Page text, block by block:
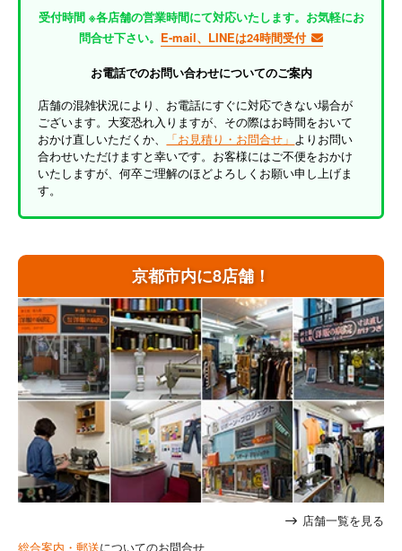
京都市内に8店舗！
店舗一覧を見る
総合案内・郵送についてのお問合せ
受付時間 ※各店舗の営業時間にて対応いたします。お気軽にお
問合せ下さい。 E-mail、LINEは24時間受付
お電話でのお問い合わせについてのご案内
店舗の混雑状況により、お電話にすぐに対応できない場合が
ございます。大変恐れ入りますが、その際はお時間をおいて
おかけ直しいただくか、
「お見積り・お問合せ」 よりお問い
合わせいただけますと幸いです。お客様にはご不便をおかけ
いたしますが、何卒ご理解のほどよろしくお願い申し上げま
す。